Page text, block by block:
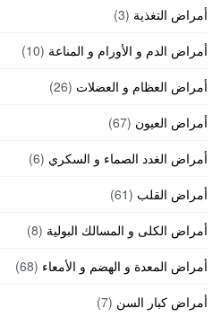
أمراض التغذية (3)
أمراض الدم و الأورام و المناعة (10)
أمراض العظام و العضلات (26)
أمراض العيون (67)
أمراض الغدد الصماء و السكري (6)
أمراض القلب (61)
أمراض الكلى و المسالك البولية (8)
أمراض المعدة و الهضم و الأمعاء (68)
أمراض كبار السن (7)